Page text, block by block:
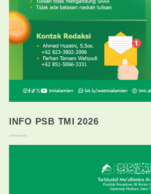
INFO PSB TMI 2026